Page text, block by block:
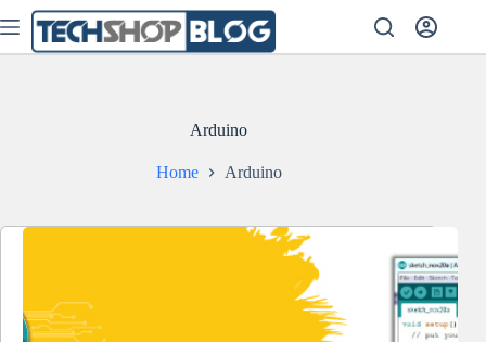
to
content
Arduino
Home Arduino